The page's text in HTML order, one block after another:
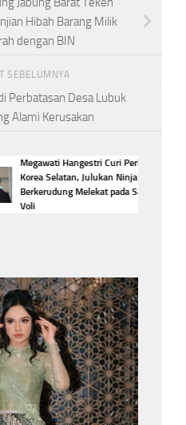
Hibah Barang Milik
dengan BIN
SEBELUMNYA
Perbatasan Desa Lubuk
Alami Kerusakan
Megawati Hangestri Curi Perhatian
Korea Selatan, Julukan Ninja
Berkerudung Melekat pada Sang Bintang
Voli